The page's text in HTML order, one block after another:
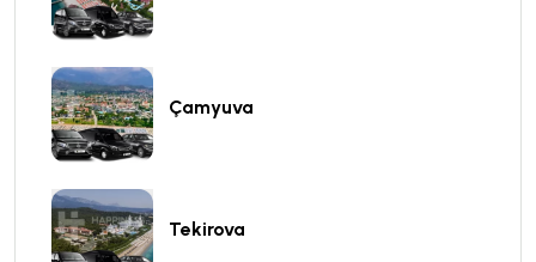
Çamyuva
Tekirova